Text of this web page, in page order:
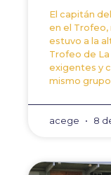
El capitán
en el
estuvo a la
Trofeo de La
exigentes y
mismo
acege 8